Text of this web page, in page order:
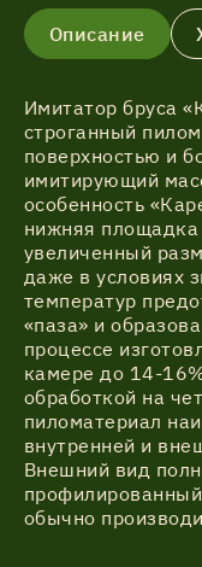
Описание
Имитатор бруса
строганный
поверхностью и
имитирующий
особенность
нижняя площадка
увеличенный
даже в условиях
температур
«паза» и
процессе
камере до 14-
обработкой на
пиломатериал
внутренней и
Внешний вид
обычно